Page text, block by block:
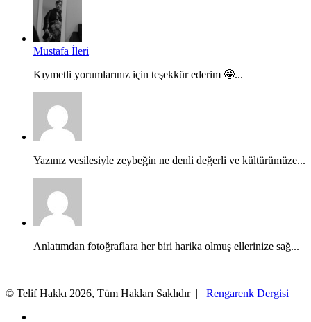
Mustafa İleri
Kıymetli yorumlarınız için teşekkür ederim 🤩...
Yazınız vesilesiyle zeybeğin ne denli değerli ve kültürümüze...
Anlatımdan fotoğraflara her biri harika olmuş ellerinize sağ...
© Telif Hakkı 2026, Tüm Hakları Saklıdır | Rengarenk Dergisi